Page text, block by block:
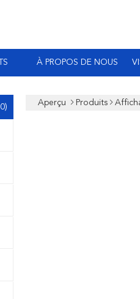
À PROPOS DE NOUS
Aperçu Produits